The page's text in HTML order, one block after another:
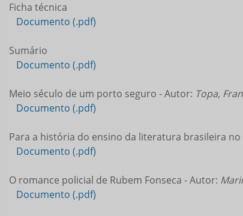
Ficha técnica
Documento (.pdf)
Sumário
Documento (.pdf)
Meio século de um porto seguro - Autor: Topa,
Documento (.pdf)
Para a história do ensino da literatura brasileira
Documento (.pdf)
O romance policial de Rubem Fonseca - Autor:
Documento (.pdf)